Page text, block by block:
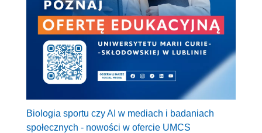
Biologia sportu czy AI w mediach i badaniach
społecznych - nowości w ofercie UMCS